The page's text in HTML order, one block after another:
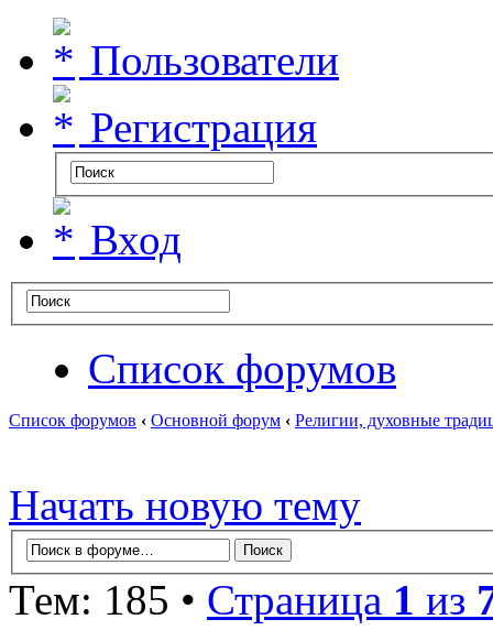
Пользователи
Регистрация
Вход
Список форумов
Список форумов ‹ Основной форум ‹ Религии, духовные
Начать новую тему
Тем: 185 • Страница 1 из